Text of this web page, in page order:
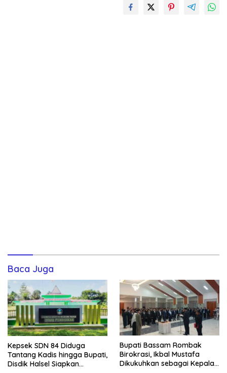
Baca Juga
Kepsek SDN 84 Diduga
Tantang Kadis hingga Bupati,
Disdik Halsel Siapkan
Bupati Bassam Rombak
Birokrasi, Ikbal Mustafa
Dikukuhkan sebagai Kepala